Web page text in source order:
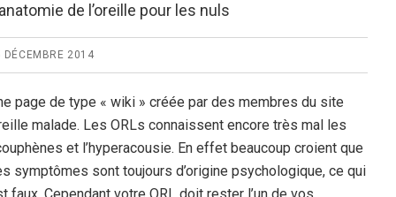
de l’oreille pour les nuls
DÉCEMBRE 2014
page de type « wiki » créée par des membres du site
malade. Les ORLs connaissent encore très mal les
et l’hyperacousie. En effet beaucoup croient que
symptômes sont toujours d’origine psychologique, ce qui